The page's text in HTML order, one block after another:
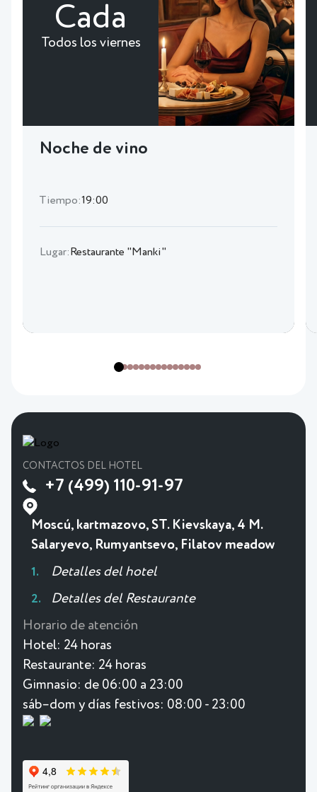
Cada
Todos los viernes
Noche de vino
Tiempo:19:00
Lugar:Restaurante "Manki"
CONTACTOS DEL HOTEL
+7 (499) 110-91-97
Moscú, kartmazovo, ST. Kievskaya, 4 M.
Salaryevo, Rumyantsevo, Filatov meadow
Detalles del hotel
Detalles del Restaurante
Horario de atención
Hotel: 24 horas
Restaurante: 24 horas
Gimnasio: de 06:00 a 23:00
sáb–dom y días festivos: 08:00 - 23:00